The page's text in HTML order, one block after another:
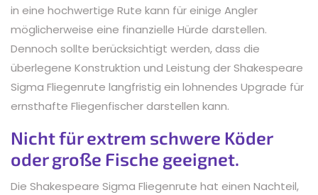
in eine hochwertige Rute kann für einige Angler
möglicherweise eine finanzielle Hürde darstellen.
Dennoch sollte berücksichtigt werden, dass die
überlegene Konstruktion und Leistung der Shakespeare
Sigma Fliegenrute langfristig ein lohnendes Upgrade für
ernsthafte Fliegenfischer darstellen kann.
Nicht für extrem schwere Köder
oder große Fische geeignet.
Die Shakespeare Sigma Fliegenrute hat einen Nachteil,